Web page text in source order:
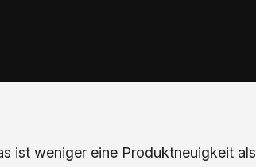
ist weniger eine Produktneuigkeit als